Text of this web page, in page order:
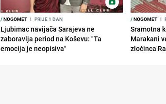
/NOGOMET I PRIJE 1 DAN
Ljubimac navijača Sarajeva ne
zaboravlja period na Koševu: "Ta
emocija je neopisiva"
/NOGOMET I
Sramotna
Marakani
zločinca